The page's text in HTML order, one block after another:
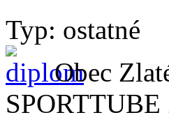
Typ: ostatné
Obec
SPORTTUBE